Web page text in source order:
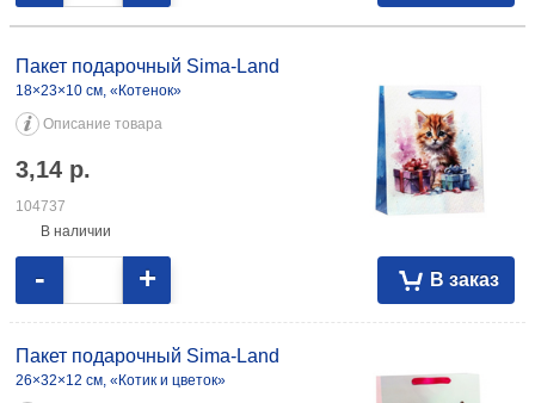
Пакет подарочный Sima-Land
18×23×10 см, «Котенок»
Описание товара
3,14 р.
104737
В наличии
В заказ
- +
Пакет подарочный Sima-Land
26×32×12 см, «Котик и цветок»